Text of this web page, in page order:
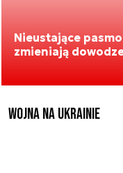
Nieustające
zmieniają
Wojna na Ukrainie